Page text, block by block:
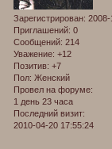
Зарегистрирован:
Приглашений: 0
Сообщений: 214
Уважение: +12
Позитив: +7
Пол: Женский
Провел на форуме:
1 день 23 часа
Последний визит:
2010-04-20 17:55:24